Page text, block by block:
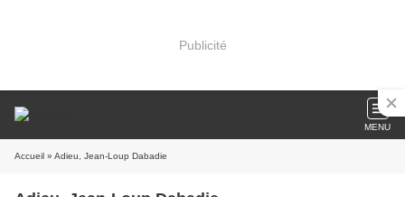
Publicité
MENU
Accueil » Adieu, Jean-Loup Dabadie